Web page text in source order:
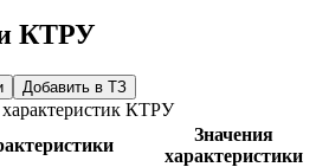
КТРУ
Добавить в ТЗ
КТРУ
Значения
характеристики